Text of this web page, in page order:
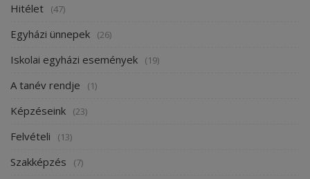
Hitélet (47)
Egyházi ünnepek (26)
Iskolai egyházi események (19)
A tanév rendje (1)
Képzéseink (23)
Felvételi (13)
Szakképzés (7)